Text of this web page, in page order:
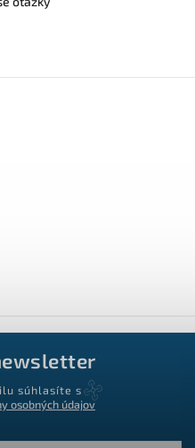
súhlasíte s
osobných údajov